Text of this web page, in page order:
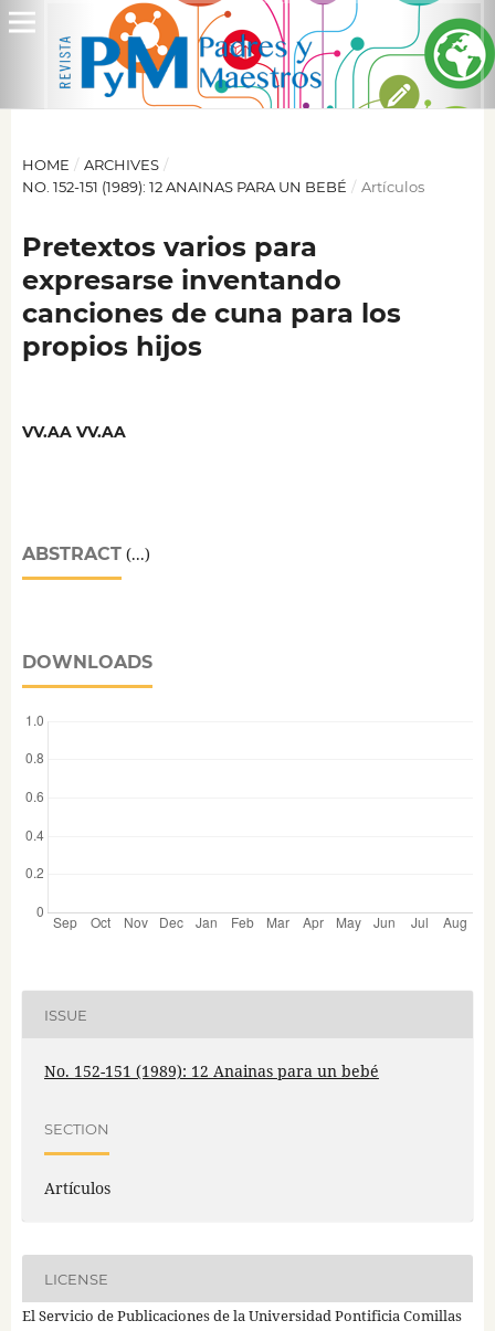
HOME / ARCHIVES /
NO. 152-151 (1989): 12 ANAINAS PARA UN BEBÉ / Artículos
Pretextos varios para
expresarse inventando
canciones de cuna para los
propios hijos
VV.AA VV.AA
ABSTRACT(...)
DOWNLOADS
ISSUE
No. 152-151 (1989): 12 Anainas para un bebé
SECTION
Artículos
LICENSE
El Servicio de Publicaciones de la Universidad Pontificia Comillas